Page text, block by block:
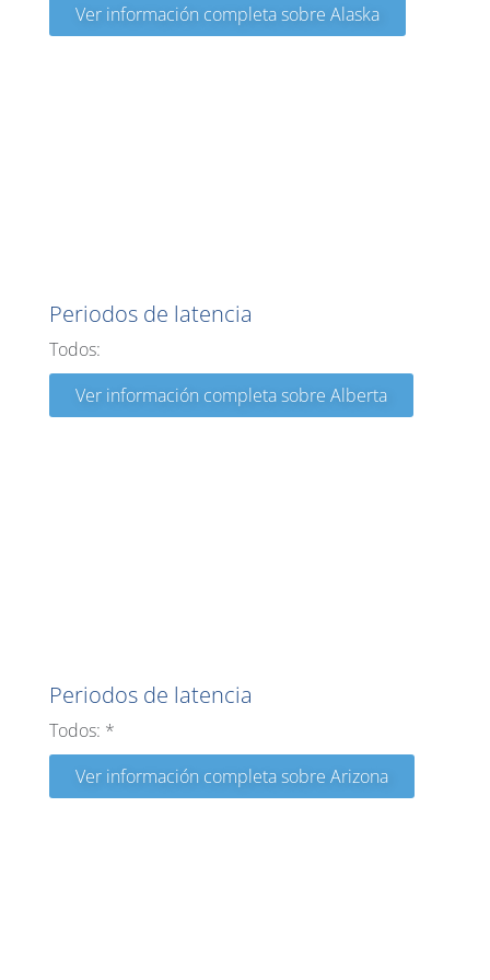
Ver información completa sobre Alaska
Periodos de latencia
Todos:
Ver información completa sobre Alberta
Periodos de latencia
Todos: *
Ver información completa sobre Arizona